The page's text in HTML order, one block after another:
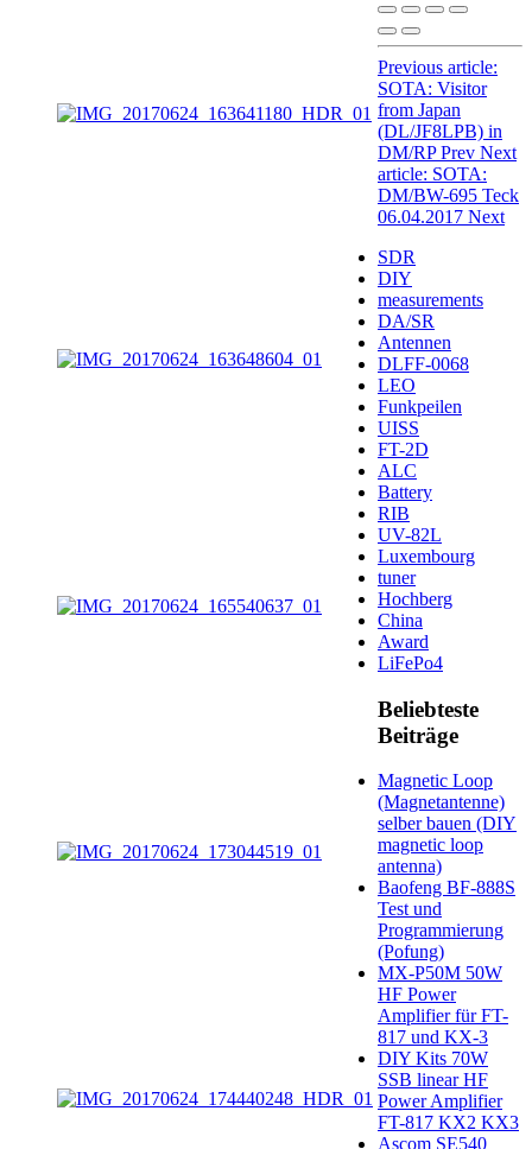
Previous article:
SOTA: Visitor
from Japan
(DL/JF8LPB) in
DM/RPPrev Next
article: SOTA:
DM/BW-695 Teck
06.04.2017 Next
SDR
DIY
measurements
DA/SR
Antennen
DLFF-0068
LEO
Funkpeilen
UISS
FT-2D
ALC
Battery
RIB
UV-82L
Luxembourg
tuner
Hochberg
China
Award
LiFePo4
Beliebteste
Beiträge
Magnetic Loop
(Magnetantenne)
selber bauen (DIY
magnetic loop
antenna)
Baofeng BF-888S
Test und
Programmierung
(Pofung)
MX-P50M 50W
HF Power
Amplifier für FT-
817 und KX-3
DIY Kits 70W
SSB linear HF
Power Amplifier
FT-817 KX2 KX3
Ascom SE540